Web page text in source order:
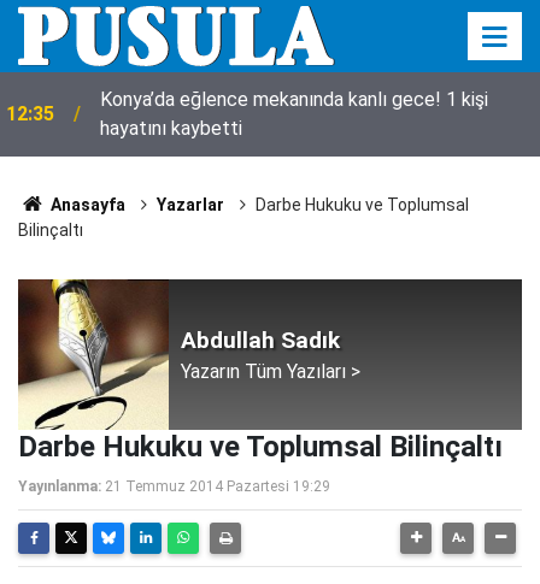
12:35
Konya’da eğlence mekanında kanlı gece! 1 kişi
hayatını kaybetti
Anasayfa Yazarlar
Darbe Hukuku ve Toplumsal
Bilinçaltı
Abdullah Sadık
Yazarın Tüm Yazıları >
Darbe Hukuku ve Toplumsal Bilinçaltı
Yayınlanma: 21 Temmuz 2014 Pazartesi 19:29